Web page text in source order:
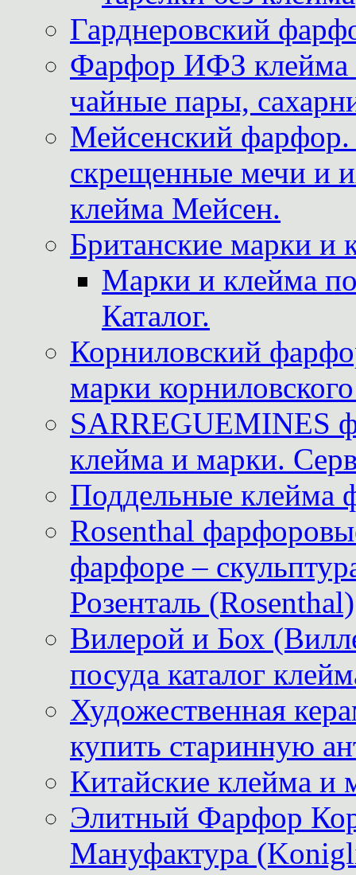
Гарднеровский
Фарфор ИФЗ клейма
чайные пары,
Мейсенский фарфор.
скрещенные мечи и
клейма Мейсен.
Британские марки и
Марки и клейма
Каталог.
Корниловский
марки
SARREGUEMINES
клейма и марки.
Поддельные клейма
Rosenthal
фарфоре –
Розенталь (Rosenthal)
Вилерой и Бох
посуда каталог
Художественная
купить старинную
Китайские клейма и
Элитный Фарфор
Мануфактура